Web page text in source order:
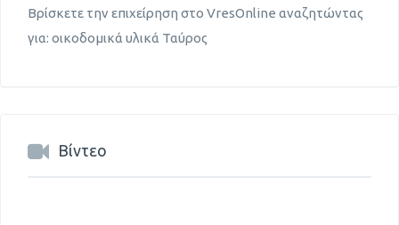
Βρίσκετε την επιχείρηση στο VresOnline αναζητώντας
για: οικοδομικά υλικά Ταύρος
Βίντεο